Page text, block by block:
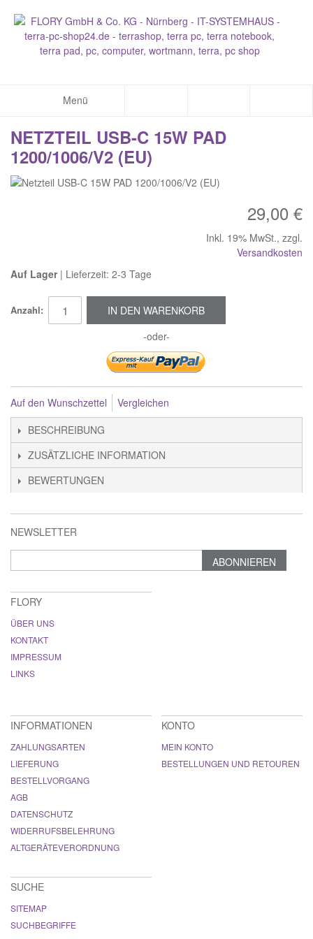
Menü
NETZTEIL USB-C 15W PAD
1200/1006/V2 (EU)
29,00 €
Inkl. 19% MwSt., zzgl.
Versandkosten
Auf Lager| Lieferzeit: 2-3 Tage
Anzahl:
IN DEN WARENKORB
-oder-
Auf den Wunschzettel
Vergleichen
BESCHREIBUNG
ZUSÄTZLICHE INFORMATION
BEWERTUNGEN
NEWSLETTER
ABONNIEREN
FLORY
ÜBER UNS
KONTAKT
IMPRESSUM
LINKS
INFORMATIONEN
ZAHLUNGSARTEN
LIEFERUNG
BESTELLVORGANG
AGB
DATENSCHUTZ
WIDERRUFSBELEHRUNG
ALTGERÄTEVERORDNUNG
KONTO
MEIN KONTO
BESTELLUNGEN UND RETOUREN
SUCHE
SITEMAP
SUCHBEGRIFFE